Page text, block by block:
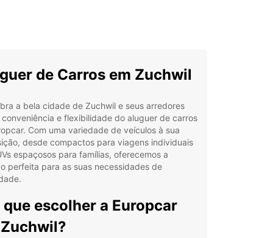
de Carros em Zuchwil
a bela cidade de Zuchwil e seus arredores
e flexibilidade do aluguer de carros
Com uma variedade de veículos à sua
desde compactos para viagens individuais
espaçosos para famílias, oferecemos a
perfeita para as suas necessidades de
que escolher a Europcar